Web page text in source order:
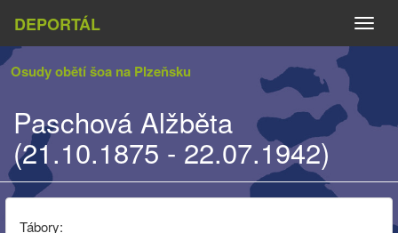
DEPORTÁL
Osudy obětí šoa na Plzeňsku
Paschová Alžběta
(21.10.1875 - 22.07.1942)
Tábory: